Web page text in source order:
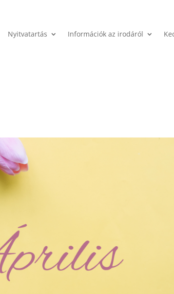
Nyitvatartás Információk az irodáról